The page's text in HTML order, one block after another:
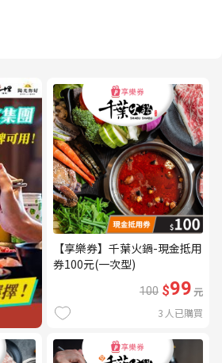
【享樂券】千葉火鍋-現金抵用
券100元(一次型)
100 $99元
3 人已購買